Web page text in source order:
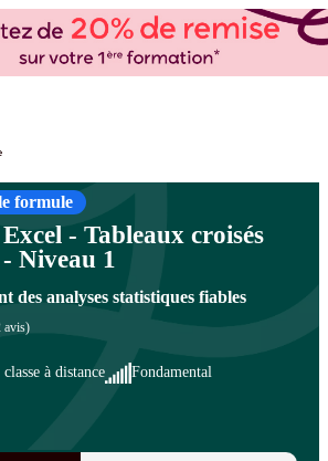
organisme de formation à Paris et en régions
formule
- Tableaux croisés
Niveau 1
des analyses statistiques fiables
avis)
à distance Fondamental